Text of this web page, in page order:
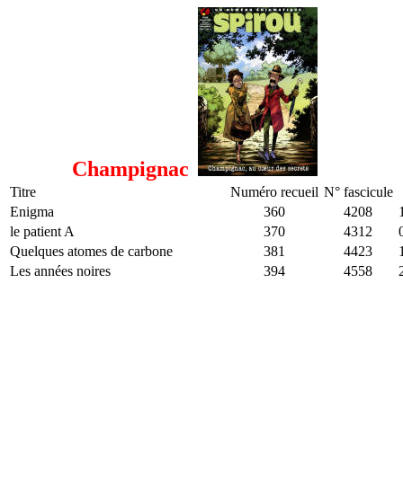
Champignac
Titre Numéro recueil N° fascicule
Enigma
360 4208
le patient A
370 4312
Quelques atomes de carbone
381 4423
Les années noires
394 4558